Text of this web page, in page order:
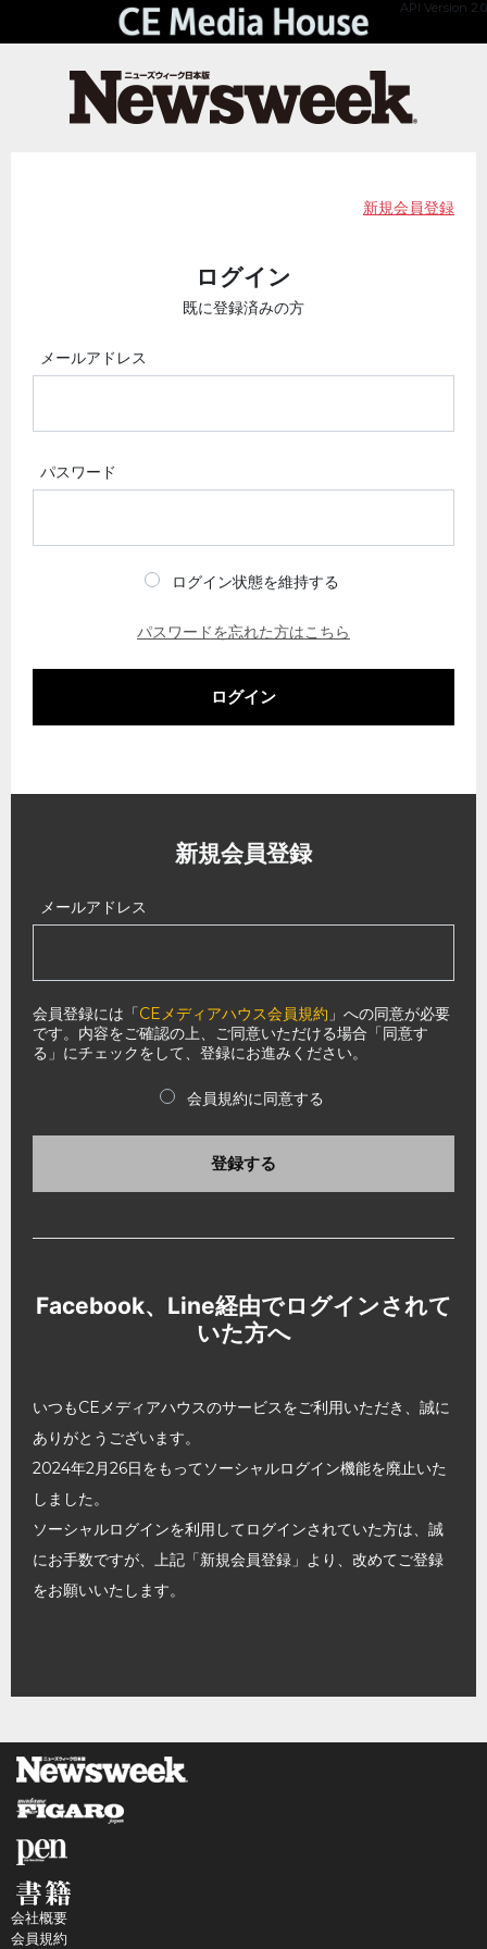
API Version 2.0
新規会員登録
ログイン
既に登録済みの方
メールアドレス
パスワード
ログイン状態を維持する
パスワードを忘れた方はこちら
ログイン
新規会員登録
メールアドレス
会員登録には「CEメディアハウス会員規約 」への同意が必要
です。内容をご確認の上、ご同意いただける場合「同意す
る」にチェックをして、登録にお進みください。
会員規約に同意する
登録する
Facebook、Line経由でログインされて
いた方へ
いつもCEメディアハウスのサービスをご利用いただき、誠に
ありがとうございます。
2024年2月26日をもってソーシャルログイン機能を廃止いた
しました。
ソーシャルログインを利用してログインされていた方は、誠
にお手数ですが、上記「新規会員登録」より、改めてご登録
をお願いいたします。
会社概要
会員規約